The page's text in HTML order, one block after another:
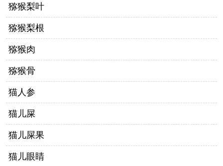
猕猴梨叶
猕猴梨根
猕猴肉
猕猴骨
猫人参
猫儿屎
猫儿屎果
猫儿眼睛